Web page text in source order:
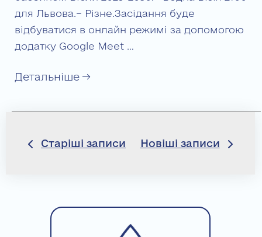
для Львова.– Різне.Засідання буде
відбуватися в онлайн режимі за допомогою
додатку Google Meet …
Детальніше →
Навігація
Старіші записи Новіші записи